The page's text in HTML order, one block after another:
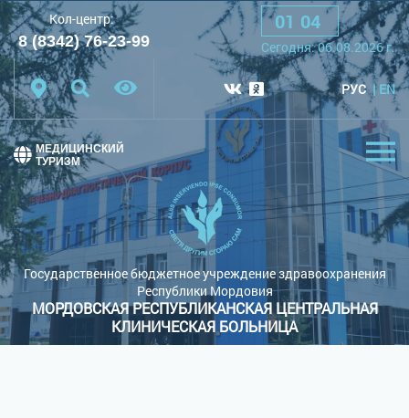
Шрифт: A A A
Цветовая схема: Черная схема
Обычный сайт
Кол-центр:
8 (8342) 76-23-99
01 04
Cегодня:06.08.2026г.
РУС EN
Государственное бюджетное учреждение здравоохранения
Республики Мордовия
МОРДОВСКАЯ РЕСПУБЛИКАНСКАЯ ЦЕНТРАЛЬНАЯ
КЛИНИЧЕСКАЯ БОЛЬНИЦА
МЕДИЦИНСКИЙ
ТУРИЗМ